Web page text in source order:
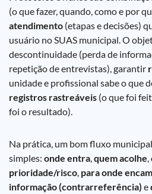
(o que fazer, quando, como e por
atendimento (etapas e decisões)
usuário no SUAS municipal. O
descontinuidade (perda de
repetição de entrevistas), garantir
unidade e profissional sabe o que
registros rastreáveis (o que foi
foi o resultado).
Na prática, um bom fluxo
simples: onde entra,quem acolhe,
prioridade/risco, para onde
informação (contrarreferência) e